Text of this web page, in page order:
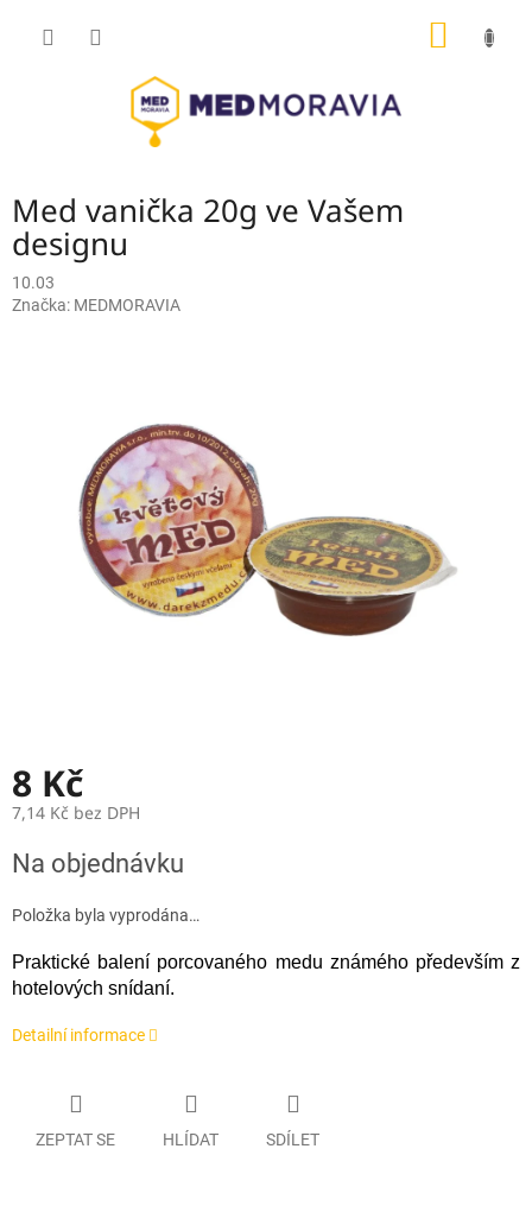
Med vanička 20g ve Vašem
designu
10.03
Značka: MEDMORAVIA
8 Kč
7,14 Kč bez DPH
cena:
Na objednávku
Položka byla vyprodána…
Praktické balení porcovaného medu známého především z
hotelových snídaní.
Detailní informace
ZEPTAT SE HLÍDAT SDÍLET